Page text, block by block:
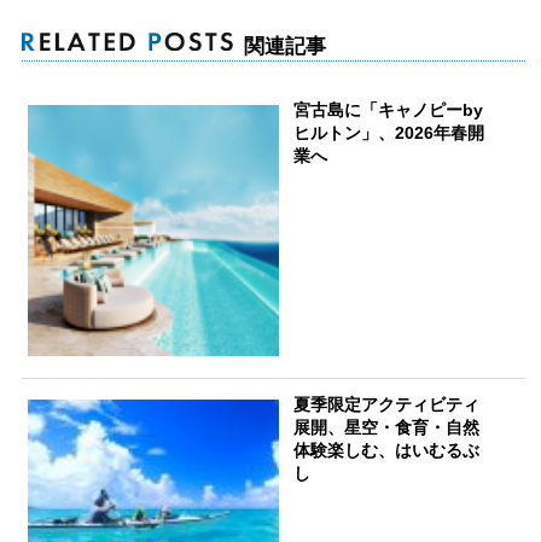
関連記事
宮古島に「キャノピーby
ヒルトン」、2026年春開
業へ
夏季限定アクティビティ
展開、星空・食育・自然
体験楽しむ、はいむるぶ
し